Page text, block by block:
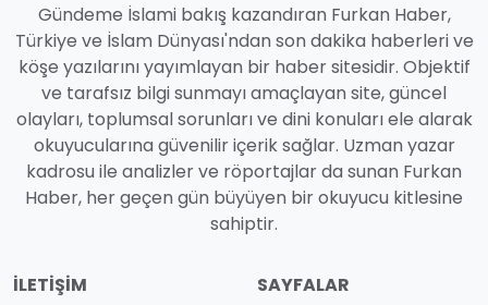
Gündeme İslami bakış kazandıran Furkan Haber,
Türkiye ve İslam Dünyası'ndan son dakika haberleri ve
köşe yazılarını yayımlayan bir haber sitesidir. Objektif
ve tarafsız bilgi sunmayı amaçlayan site, güncel
olayları, toplumsal sorunları ve dini konuları ele alarak
okuyucularına güvenilir içerik sağlar. Uzman yazar
kadrosu ile analizler ve röportajlar da sunan Furkan
Haber, her geçen gün büyüyen bir okuyucu kitlesine
sahiptir.
İLETIŞIM
SAYFALAR